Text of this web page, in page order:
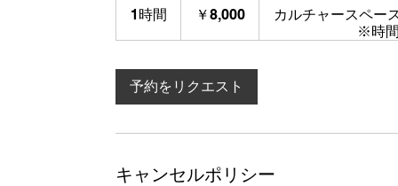
1時間
時
￥8,000 カルチャースペー
予約をリクエスト
キャンセルポリシー
※時